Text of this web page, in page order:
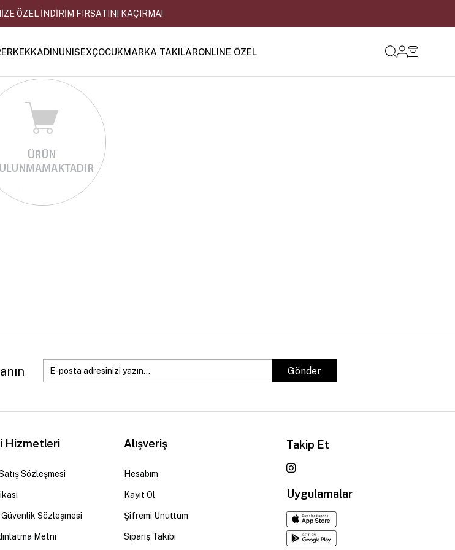
ÖZEL İNDİRİM FIRSATINI KAÇIRMA!
ERKEKKADINUNISEXÇOCUKMARKA TAKILARONLINE ÖZEL
Gönder
Hizmetleri
Sözleşmesi
Sözleşmesi
Metni
Alışveriş
Hesabım
Kayıt Ol
Şifremi Unuttum
Sipariş Takibi
Takip Et
Uygulamalar